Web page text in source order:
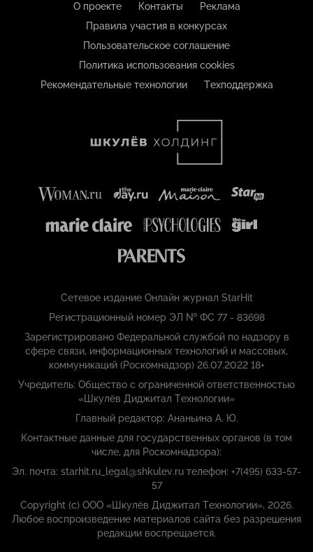
О проекте Контакты
Реклама
Правила участия в конкурсах
Пользовательское соглашение
Политика использования cookies
Рекомендательные технологии
Техподдержка
Сетевое издание Онлайн журнал StarHit
Регистрационный номер ЭЛ № ФС 77 - 83698
Зарегистрировано Федеральной службой по надзору в
сфере связи, информационных технологий и массовых,
коммуникаций (Роскомнадзор) 26.07.2022 18+
Учредитель: Общество с ограниченной ответственностью
«Шкулёв Диджитал Технологии»
Главный редактор: Ананьина А. Ю.
Контактные данные для государственных органов (в том
числе, для Роскомнадзора):
Эл. почта: starhit.ru_legal@shkulev.ru телефон: +7(495) 633-57-
57
Copyright (с) ООО «Шкулёв Диджитал Технологии», 2026.
Любое воспроизведение материалов сайта без разрешения
редакции воспрещается.